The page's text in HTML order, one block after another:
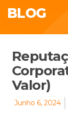
BLOG
Valor)
Junho 6, 2024